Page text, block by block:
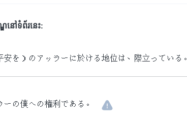
នៅទំព័រនេះ:
を）のアッラーに於ける地位は、際立っている。
の僕への権利である。